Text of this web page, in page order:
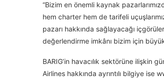
“Bizim en önemli kaynak
hem charter hem de tarifeli
pazarı hakkında sağlayacağı
değerlendirme imkânı bizim için
BARIG’in havacılık sektörüne ilişkin
Airlines hakkında ayrıntılı bilgiye ise